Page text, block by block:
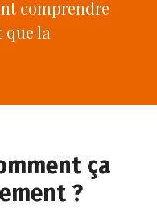
comprendre
que la
ça
?